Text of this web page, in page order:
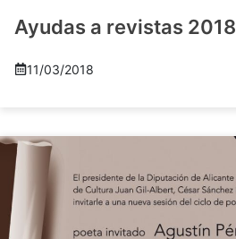
Ayudas a revistas 2018
11/03/2018